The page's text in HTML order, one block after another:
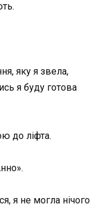
яку я звела,
я буду готова
до ліфта.
я не могла нічого